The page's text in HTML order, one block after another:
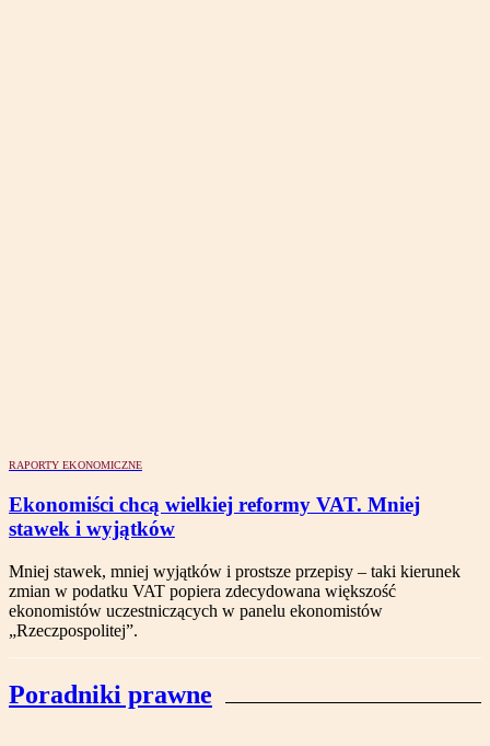
RAPORTY EKONOMICZNE
Ekonomiści chcą wielkiej reformy VAT. Mniej
stawek i wyjątków
Mniej stawek, mniej wyjątków i prostsze przepisy – taki kierunek
zmian w podatku VAT popiera zdecydowana większość
ekonomistów uczestniczących w panelu ekonomistów
„Rzeczpospolitej”.
Poradniki prawne